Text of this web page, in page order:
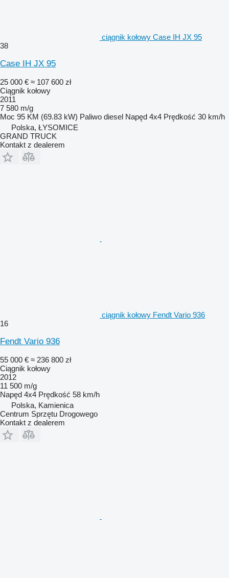
ciągnik kołowy Case IH JX 95
38
Case IH JX 95
25 000 € ≈ 107 600 zł
Ciągnik kołowy
2011
7 580 m/g
Moc 95 KM (69.83 kW) Paliwo diesel Napęd 4x4 Prędkość 30 km/h
Polska, ŁYSOMICE
GRAND TRUCK
Kontakt z dealerem
ciągnik kołowy Fendt Vario 936
16
Fendt Vario 936
55 000 € ≈ 236 800 zł
Ciągnik kołowy
2012
11 500 m/g
Napęd 4x4 Prędkość 58 km/h
Polska, Kamienica
Centrum Sprzętu Drogowego
Kontakt z dealerem